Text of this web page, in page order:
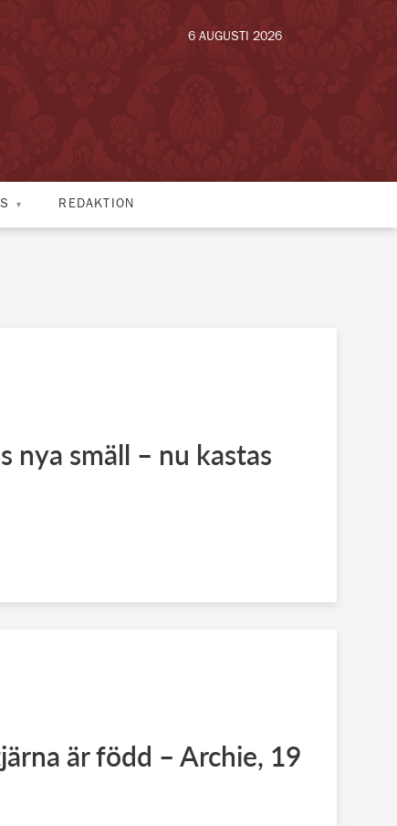
6 AUGUSTI 2026
REDAKTION
nya smäll – nu kastas
är född – Archie, 19